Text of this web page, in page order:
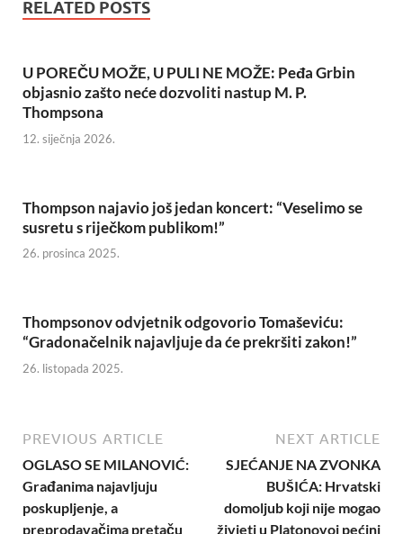
RELATED POSTS
U POREČU MOŽE, U PULI NE MOŽE: Peđa Grbin
objasnio zašto neće dozvoliti nastup M. P.
Thompsona
12. siječnja 2026.
Thompson najavio još jedan koncert: “Veselimo se
susretu s riječkom publikom!”
26. prosinca 2025.
Thompsonov odvjetnik odgovorio Tomaševiću:
“Gradonačelnik najavljuje da će prekršiti zakon!”
26. listopada 2025.
PREVIOUS ARTICLE
OGLASO SE MILANOVIĆ:
Građanima najavljuju
poskupljenje, a
preprodavačima pretaču
NEXT ARTICLE
SJEĆANJE NA ZVONKA
BUŠIĆA: Hrvatski
domoljub koji nije mogao
živjeti u Platonovoj pećini